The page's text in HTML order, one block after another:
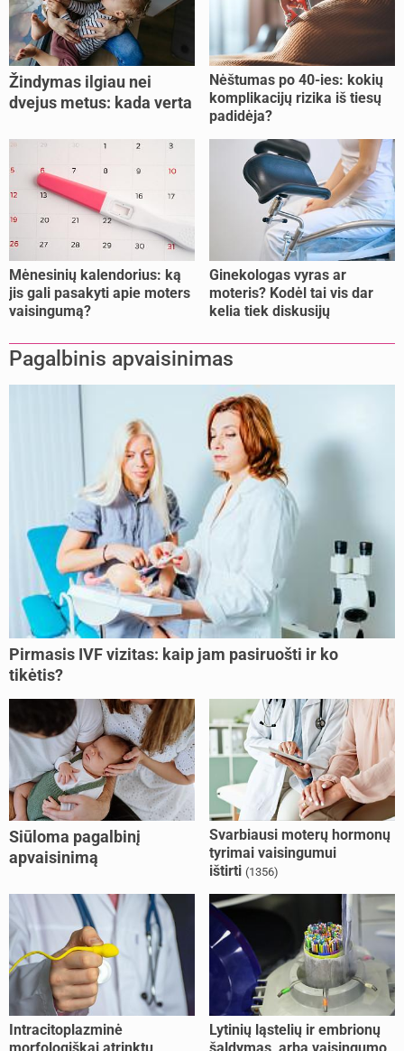
Žindymas ilgiau nei
dvejus metus: kada verta
nujunkyti?
Nėštumas po 40-ies: kokių
komplikacijų rizika iš tiesų
padidėja?
Mėnesinių kalendorius: ką
jis gali pasakyti apie moters
vaisingumą?
Ginekologas vyras ar
moteris? Kodėl tai vis dar
kelia tiek diskusijų
Pagalbinis apvaisinimas
Pirmasis IVF vizitas: kaip jam pasiruošti ir ko
tikėtis?
Siūloma pagalbinį
apvaisinimą
nesusituokusiems, ir
vienišoms moterims
(10)
Svarbiausi moterų hormonų
tyrimai vaisingumui
ištirti (1356)
Intracitoplazminė
Lytinių ląstelių ir embrionų